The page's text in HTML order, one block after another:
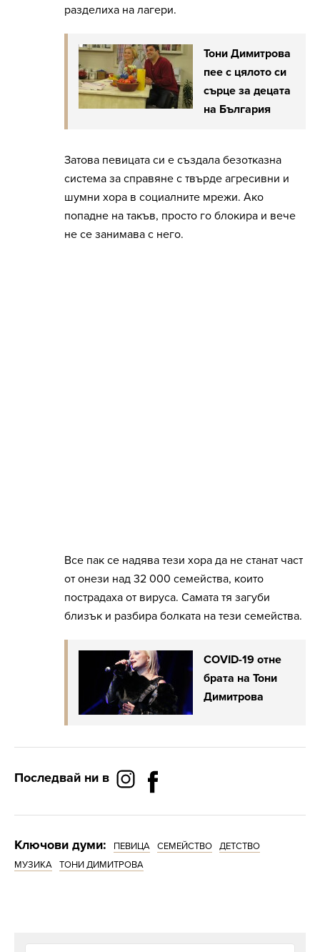
разделиха на лагери.
Тони Димитрова
пее с цялото си
сърце за децата
на България
Затова певицата си е създала безотказна
система за справяне с твърде агресивни и
шумни хора в социалните мрежи. Ако
попадне на такъв, просто го блокира и вече
не се занимава с него.
Все пак се надява тези хора да не станат част
от онези над 32 000 семейства, които
пострадаха от вируса. Самата тя загуби
близък и разбира болката на тези семейства.
COVID-19 отне
брата на Тони
Димитрова
Последвай ни в
Ключови думи: ПЕВИЦА СЕМЕЙСТВО
ДЕТСТВО
МУЗИКА
ТОНИ ДИМИТРОВА